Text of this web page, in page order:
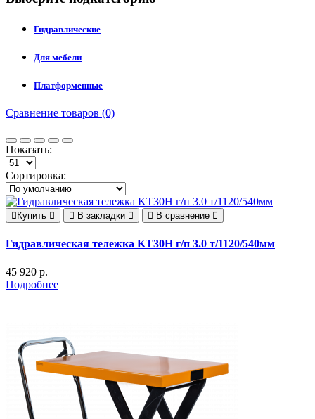
Гидравлические
Для мебели
Платформенные
Сравнение товаров (0)
Показать:
Сортировка:
Купить В закладки В сравнение
Гидравлическая тележка KT30H г/п 3.0 т/1120/540мм
45 920 р.
Подробнее